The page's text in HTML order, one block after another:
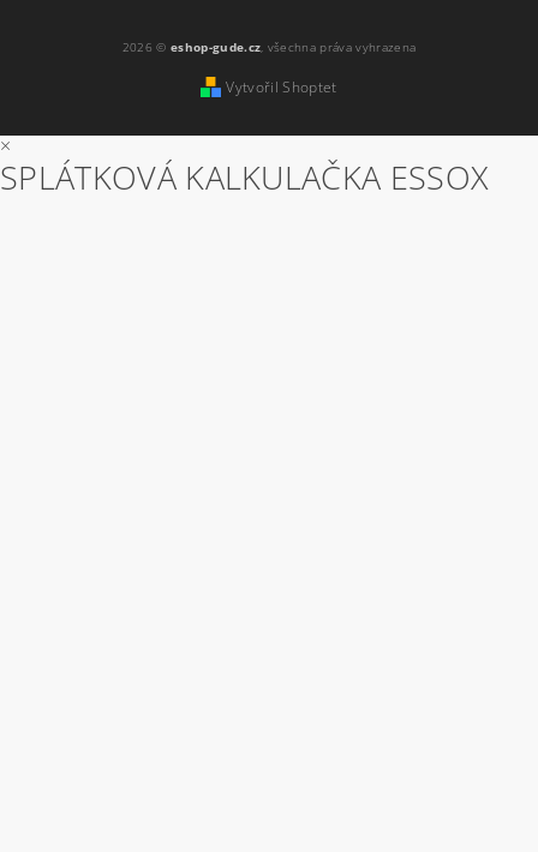
2026 ©eshop-gude.cz, všechna práva vyhrazena
Vytvořil Shoptet
×
SPLÁTKOVÁ KALKULAČKA ESSOX